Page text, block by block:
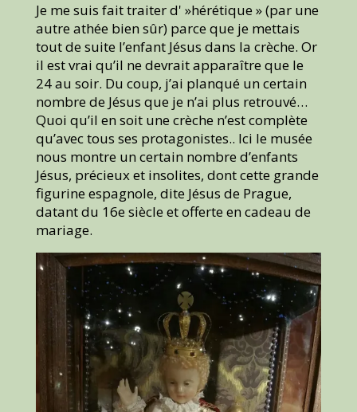
Je me suis fait traiter d' »hérétique » (par une
autre athée bien sûr) parce que je mettais
tout de suite l’enfant Jésus dans la crèche. Or
il est vrai qu’il ne devrait apparaître que le
24 au soir. Du coup, j’ai planqué un certain
nombre de Jésus que je n’ai plus retrouvé…
Quoi qu’il en soit une crèche n’est complète
qu’avec tous ses protagonistes.. Ici le musée
nous montre un certain nombre d’enfants
Jésus, précieux et insolites, dont cette grande
figurine espagnole, dite Jésus de Prague,
datant du 16e siècle et offerte en cadeau de
mariage.